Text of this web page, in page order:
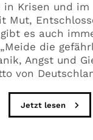
in Krisen und im
Mut,
es auch
die
Angst und
von
Jetzt lesen